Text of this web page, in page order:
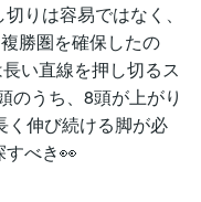
りは容易ではなく、
勝圏を確保したの
い直線を押し切るス
のうち、8頭が上がり
く伸び続ける脚が必
すべき👀